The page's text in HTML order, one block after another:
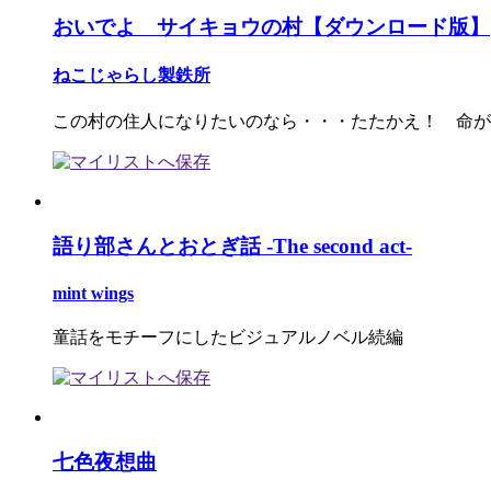
おいでよ サイキョウの村【ダウンロード版】
ねこじゃらし製鉄所
この村の住人になりたいのなら・・・たたかえ！ 命
語り部さんとおとぎ話 -The second act-
mint wings
童話をモチーフにしたビジュアルノベル続編
七色夜想曲